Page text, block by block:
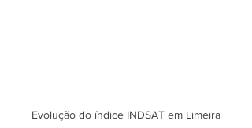
Evolução do índice INDSAT em Limeira